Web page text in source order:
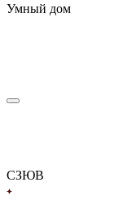
Умный дом
СЗЮВ